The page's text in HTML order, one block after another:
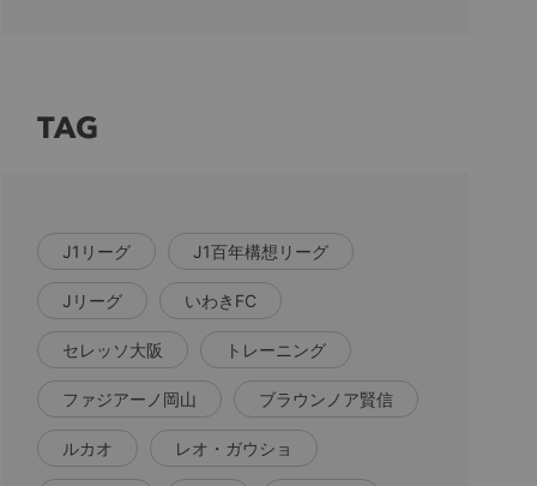
TAG
J1リーグ J1百年構想リーグ
Jリーグ いわきFC
セレッソ大阪 トレーニング
ファジアーノ岡山 ブラウンノア賢信
ルカオ レオ・ガウショ